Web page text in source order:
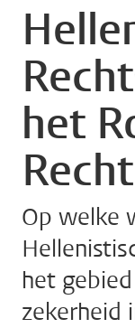
het
Recht
Op welke
het
zekerheid